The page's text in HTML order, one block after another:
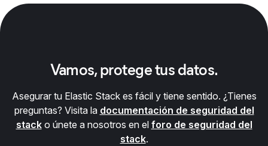
Vamos, protege tus datos.
Asegurar tu Elastic Stack es fácil y tiene sentido. ¿Tienes
preguntas? Visita la documentación de seguridad del
stacko únete a nosotros en el foro de seguridad del
stack.